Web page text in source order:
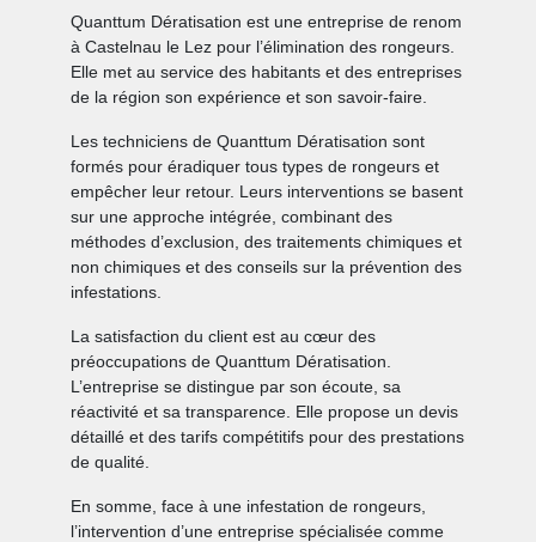
Quanttum Dératisation est une entreprise de renom
à Castelnau le Lez pour l’élimination des rongeurs.
Elle met au service des habitants et des entreprises
de la région son expérience et son savoir-faire.
Les techniciens de Quanttum Dératisation sont
formés pour éradiquer tous types de rongeurs et
empêcher leur retour. Leurs interventions se basent
sur une approche intégrée, combinant des
méthodes d’exclusion, des traitements chimiques et
non chimiques et des conseils sur la prévention des
infestations.
La satisfaction du client est au cœur des
préoccupations de Quanttum Dératisation.
L’entreprise se distingue par son écoute, sa
réactivité et sa transparence. Elle propose un devis
détaillé et des tarifs compétitifs pour des prestations
de qualité.
En somme, face à une infestation de rongeurs,
l’intervention d’une entreprise spécialisée comme